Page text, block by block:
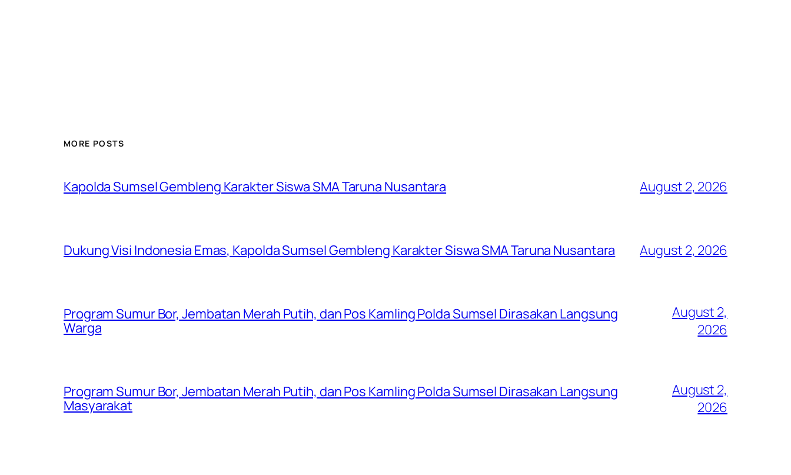
MORE POSTS
Kapolda Sumsel Gembleng Karakter Siswa SMA Taruna Nusantara August 2, 2026
Dukung Visi Indonesia Emas, Kapolda Sumsel Gembleng Karakter Siswa SMA Taruna Nusantara August 2, 2026
Program Sumur Bor, Jembatan Merah Putih, dan Pos Kamling Polda Sumsel Dirasakan Langsung
Warga
August 2,
2026
Program Sumur Bor, Jembatan Merah Putih, dan Pos Kamling Polda Sumsel Dirasakan Langsung
Masyarakat
August 2,
2026